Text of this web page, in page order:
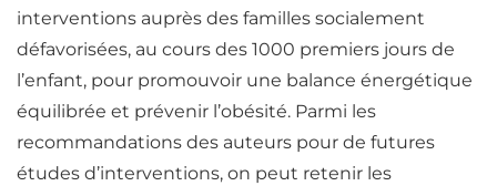
interventions auprès des familles socialement
défavorisées, au cours des 1000 premiers jours de
l’enfant, pour promouvoir une balance énergétique
équilibrée et prévenir l’obésité. Parmi les
recommandations des auteurs pour de futures
études d’interventions, on peut retenir les